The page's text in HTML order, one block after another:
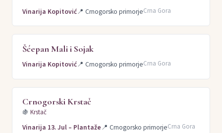
Vinarija Kopitović📍 Crnogorsko primorjeCrna Gora
Šćepan Mali i Sojak
Vinarija Kopitović📍 Crnogorsko primorjeCrna Gora
Crnogorski Krstač
🍇 Krstač
Vinarija 13. Jul – Plantaže📍 Crnogorsko primorjeCrna Gora